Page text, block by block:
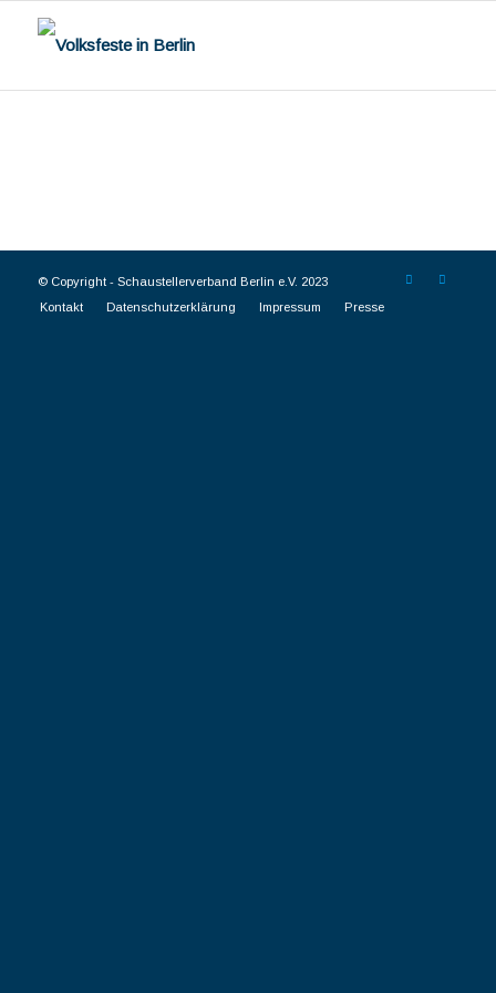
© Copyright - Schaustellerverband Berlin e.V. 2023
Kontakt
Datenschutzerklärung Impressum Presse